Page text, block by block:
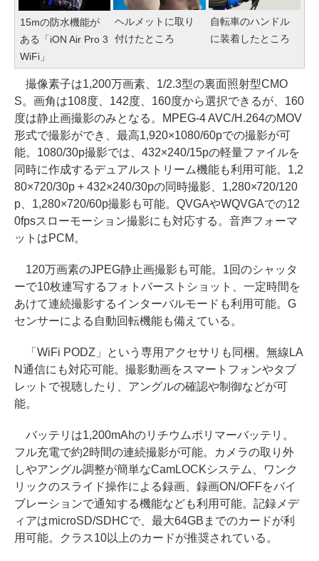
15mの防水機能が
ある「iON Air Pro 3
WiFi」
ヘルメットに取り
付けたところ
自転車のハンドル
に装着したところ
撮像素子は1,200万画素、1/2.3型の裏面照射型CMO
S。画角は108度、142度、160度から選択できるが、160
度は静止画撮影のみとなる。MPEG-4 AVC/H.264のMOV
形式で撮影ができ、最高1,920×1080/60pでの撮影が可
能。1080/30p撮影では、432×240/15pの軽量ファイルを
同時に作成するデュアルストリーム機能も利用可能。1,2
80×720/30p + 432×240/30pの同時撮影、1,280×720/120
p、1,280×720/60p撮影も可能。QVGAやWQVGAでの12
0fpsスローモーション撮影にも対応する。音声フォーマ
ットはPCM。
120万画素のJPEG静止画撮影も可能。1回のシャッタ
ーで10枚連写するフォトバーストショット、一定時間を
あけて連続撮影するインターバルモードも利用可能。G
センサーによる自動回転機能も備えている。
「WiFi PODZ」という専用アクセサリも同梱。無線LA
N通信にも対応可能。撮影動画をスマートフォンやタブ
レットで視聴したり、アングルの確認や制御などが可
能。
バッテリは1,200mAhのリチウムポリマーバッテリ。
フル充電で約2時間の連続撮影が可能。カメラの取り外
しやアングル調整が簡単なCamLOCKシステム、ワンク
リックのスライド操作による録画、録画ON/OFFをバイ
ブレーションで通知する機能なども利用可能。記録メデ
ィアはmicroSD/SDHCで、最大64GBまでのカードが利
用可能。クラス10以上のカードが推奨されている。